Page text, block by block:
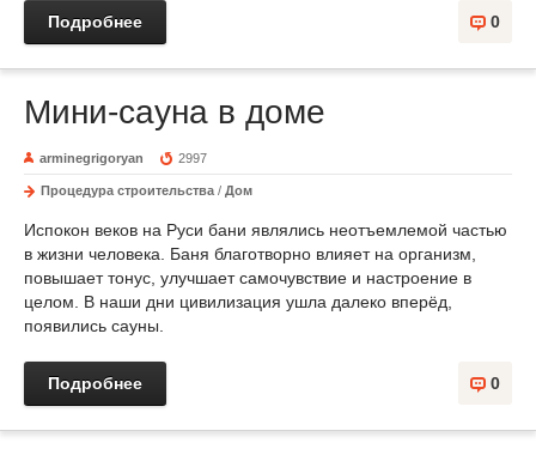
0
Подробнее
Мини-сауна в доме
arminegrigoryan 2997
Процедура строительства / Дом
Испокон веков на Руси бани являлись неотъемлемой частью
в жизни человека. Баня благотворно влияет на организм,
повышает тонус, улучшает самочувствие и настроение в
целом. В наши дни цивилизация ушла далеко вперёд,
появились сауны.
0
Подробнее